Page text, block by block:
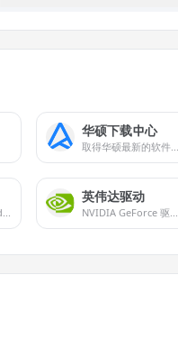
华硕下载中心
取得华硕最新的软件、手册、驱动程序和固件
一个完整极致的Windows纯净系统下载站，不夹带任何私货，系统全部来源于微软官方原版，本站只是收录官方发布的系统以及工具，方便大家下载，请放心使用。
英伟达驱动
NVIDIA GeForce 驱动程序官方提供下载最新版的 Geforce 驱动程序，可提升 PC 游戏体验和应用程序速度。